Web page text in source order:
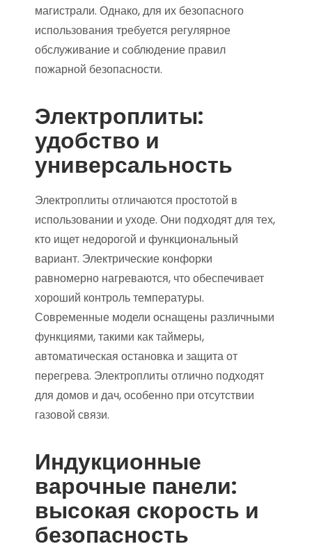
магистрали. Однако, для их безопасного
использования требуется регулярное
обслуживание и соблюдение правил
пожарной безопасности.
Электроплиты:
удобство и
универсальность
Электроплиты отличаются простотой в
использовании и уходе. Они подходят для тех,
кто ищет недорогой и функциональный
вариант. Электрические конфорки
равномерно нагреваются, что обеспечивает
хороший контроль температуры.
Современные модели оснащены различными
функциями, такими как таймеры,
автоматическая остановка и защита от
перегрева. Электроплиты отлично подходят
для домов и дач, особенно при отсутствии
газовой связи.
Индукционные
варочные панели:
высокая скорость и
безопасность